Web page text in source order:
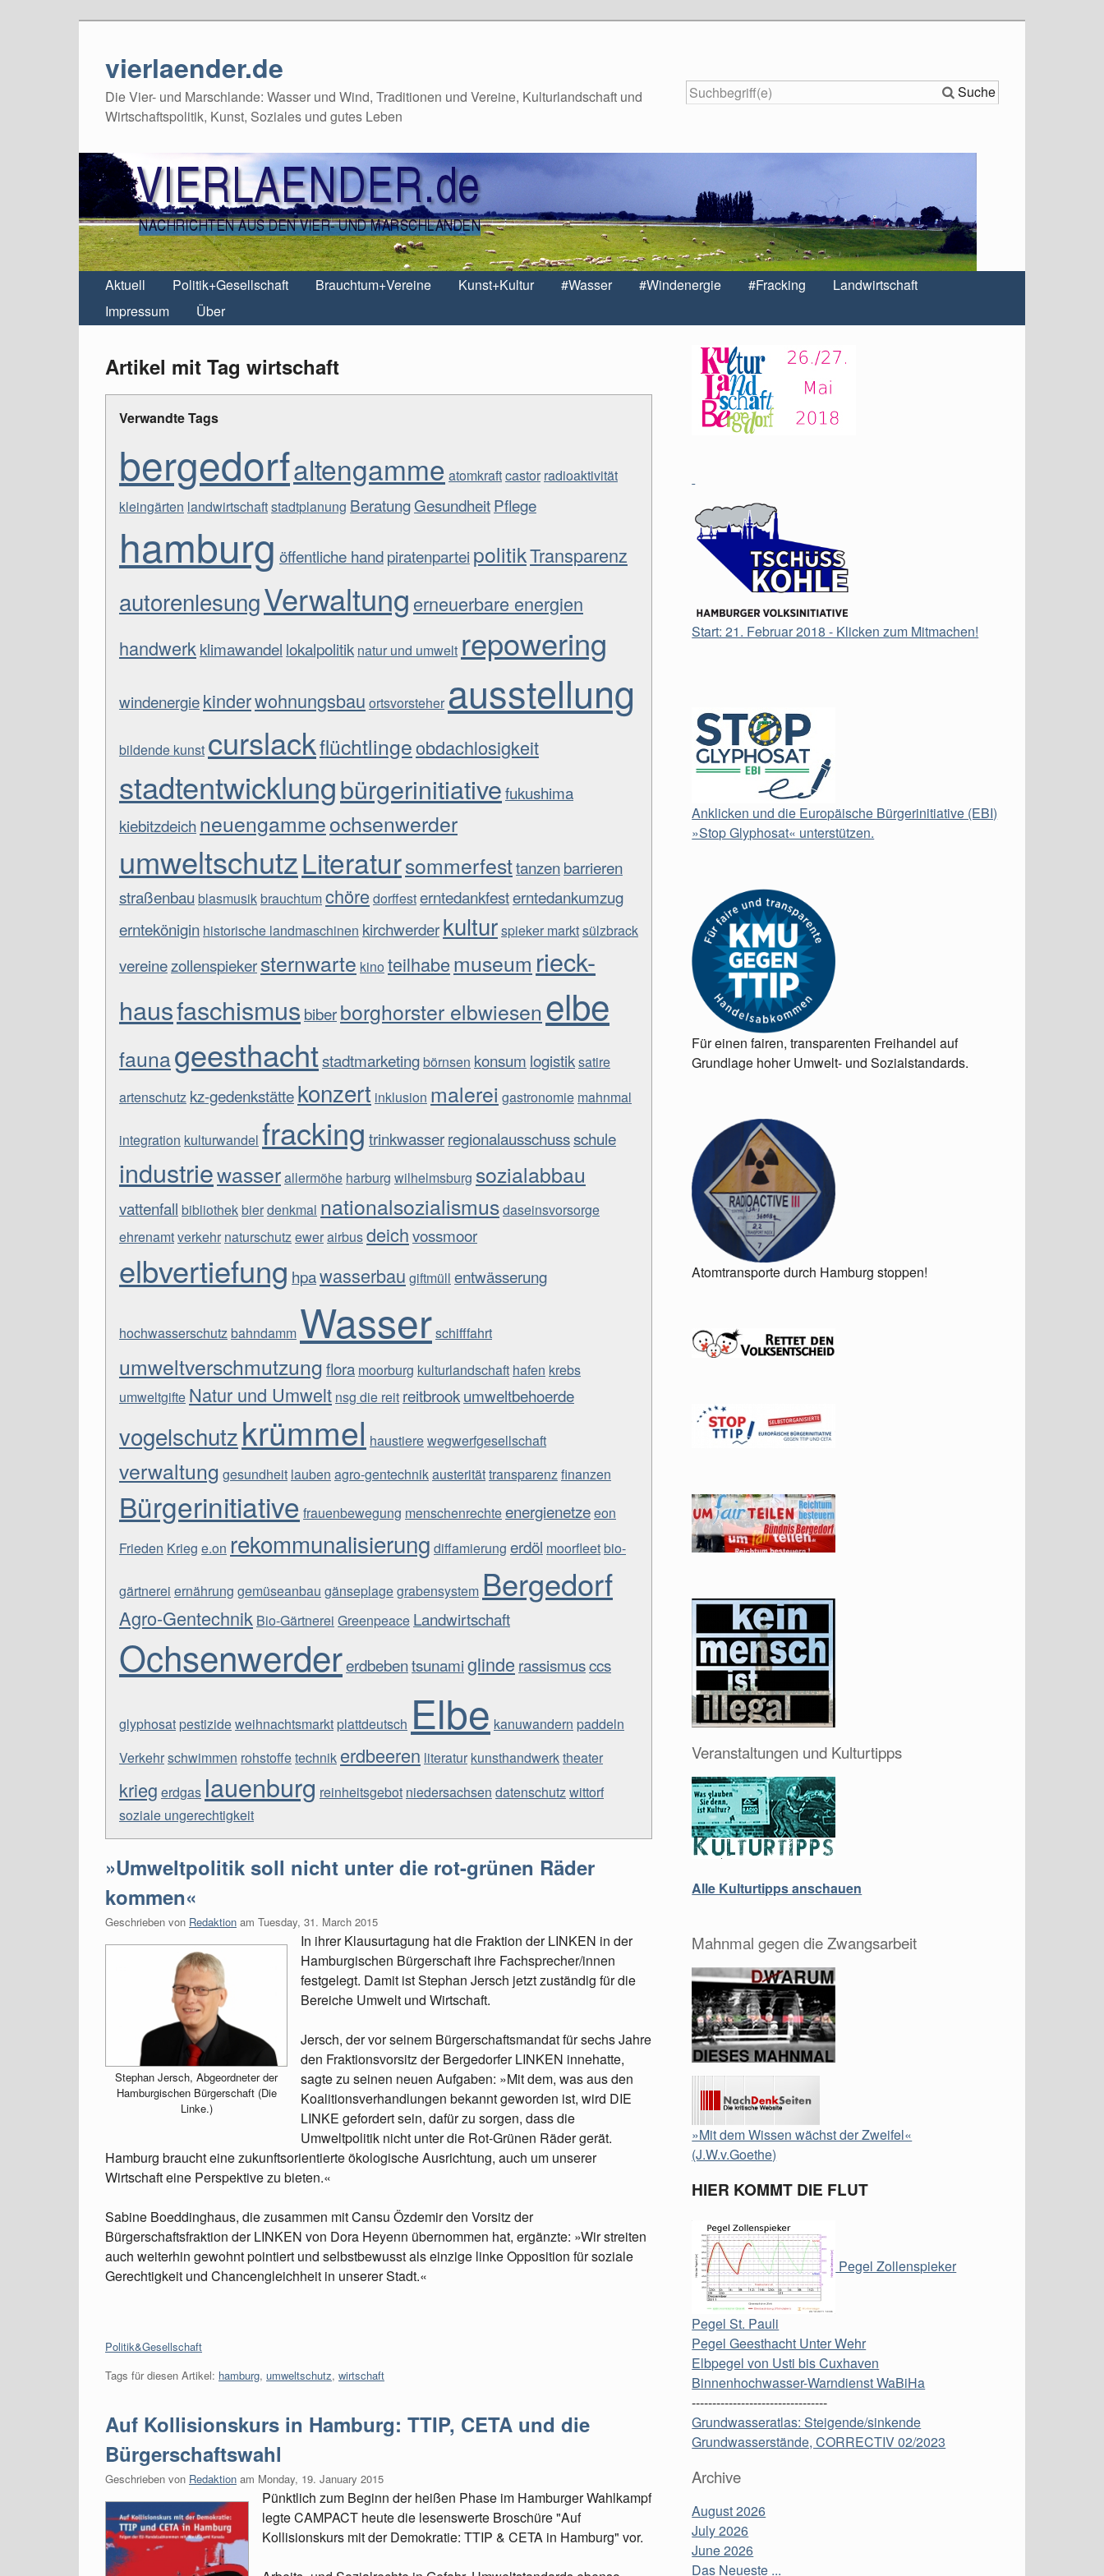
vierlaender.de
Die Vier- und Marschlande: Wasser und Wind, Traditionen und Vereine, Kulturlandschaft und
Wirtschaftspolitik, Kunst, Soziales und gutes Leben
Suche
Aktuell Politik+Gesellschaft Brauchtum+Vereine Kunst+Kultur #Wasser #Windenergie #Fracking
Landwirtschaft
Impressum
Über
Artikel mit Tag wirtschaft
Verwandte Tags
bergedorfaltengamme atomkraftcastor radioaktivität
kleingärten landwirtschaftstadtplanung BeratungGesundheitPflege
hamburg öffentliche handpiratenpartei politikTransparenz
autorenlesungVerwaltung erneuerbare energien
handwerk klimawandel lokalpolitik natur und umwelt repowering
windenergiekinderwohnungsbau ortsvorsteher ausstellung
bildende kunst curslackflüchtlingeobdachlosigkeit
stadtentwicklungbürgerinitiativefukushima
kiebitzdeichneuengammeochsenwerder
umweltschutzLiteratursommerfesttanzenbarrieren
straßenbau blasmusikbrauchtumchöre dorffesterntedankfesterntedankumzug
erntekönigin historische landmaschinen kirchwerderkulturspieker marktsülzbrack
vereinezollenspiekersternwarte kino teilhabemuseum rieck-
hausfaschismus biberborghorster elbwiesen elbe
faunageesthachtstadtmarketingbörnsen konsum logistiksatire
artenschutz kz-gedenkstättekonzert inklusion malerei gastronomie mahnmal
integration kulturwandel fracking trinkwasserregionalausschussschule
industriewasserallermöhe harburg wilhelmsburg sozialabbau
vattenfall bibliothekbierdenkmal nationalsozialismusdaseinsvorsorge
ehrenamtverkehr naturschutzewerairbusdeichvossmoor
elbvertiefung hpawasserbau giftmüll entwässerung
hochwasserschutzbahndamm Wasserschifffahrt
umweltverschmutzung flora moorburg kulturlandschaft hafen krebs
umweltgifte Natur und Umwelt nsg die reit reitbrookumweltbehoerde
vogelschutzkrümmel haustierewegwerfgesellschaft
verwaltung gesundheit lauben agro-gentechnikausteritättransparenzfinanzen
Bürgerinitiative frauenbewegung menschenrechteenergienetzeeon
Frieden Krieg e.on rekommunalisierung diffamierung erdöl moorfleetbio-
gärtnerei ernährung gemüseanbau gänseplagegrabensystem Bergedorf
Agro-Gentechnik Bio-Gärtnerei Greenpeace Landwirtschaft
Ochsenwerdererdbebentsunamiglinde rassismusccs
glyphosat pestizideweihnachtsmarkt plattdeutsch Elbe kanuwandern paddeln
Verkehrschwimmen rohstoffetechnik erdbeeren literatur kunsthandwerktheater
krieg erdgas lauenburg reinheitsgebot niedersachsen datenschutzwittorf
soziale ungerechtigkeit
»Umweltpolitik soll nicht unter die rot-grünen Räder
kommen«
Geschrieben von Redaktion am Tuesday, 31. March 2015
Stephan Jersch, Abgeordneter der
Hamburgischen Bürgerschaft (Die
Linke.)
In ihrer Klausurtagung hat die Fraktion der LINKEN in der
Hamburgischen Bürgerschaft ihre Fachsprecher/innen
festgelegt. Damit ist Stephan Jersch jetzt zuständig für die
Bereiche Umwelt und Wirtschaft.
Jersch, der vor seinem Bürgerschaftsmandat für sechs Jahre
den Fraktionsvorsitz der Bergedorfer LINKEN innehatte,
sagte zu seinen neuen Aufgaben: »Mit dem, was aus den
Koalitionsverhandlungen bekannt geworden ist, wird DIE
LINKE gefordert sein, dafür zu sorgen, dass die
Umweltpolitik nicht unter die Rot-Grünen Räder gerät.
Hamburg braucht eine zukunftsorientierte ökologische Ausrichtung, auch um unserer
Wirtschaft eine Perspektive zu bieten.«
Sabine Boeddinghaus, die zusammen mit Cansu Özdemir den Vorsitz der
Bürgerschaftsfraktion der LINKEN von Dora Heyenn übernommen hat, ergänzte: »Wir streiten
auch weiterhin gewohnt pointiert und selbstbewusst als einzige linke Opposition für soziale
Gerechtigkeit und Chancengleichheit in unserer Stadt.«
Kategorien:
Politik&Gesellschaft
Tags für diesen Artikel: hamburg, umweltschutz, wirtschaft
Auf Kollisionskurs in Hamburg: TTIP, CETA und die
Bürgerschaftswahl
Geschrieben von Redaktion am Monday, 19. January 2015
Pünktlich zum Beginn der heißen Phase im Hamburger Wahlkampf
legte CAMPACT heute die lesenswerte Broschüre "Auf
Kollisionskurs mit der Demokratie: TTIP & CETA in Hamburg" vor.
Start: 21. Februar 2018 - Klicken zum Mitmachen!
Anklicken und die Europäische Bürgerinitiative (EBI)
»Stop Glyphosat« unterstützen.
Für einen fairen, transparenten Freihandel auf
Grundlage hoher Umwelt- und Sozialstandards.
Atomtransporte durch Hamburg stoppen!
Veranstaltungen und Kulturtipps
Alle Kulturtipps anschauen
Mahnmal gegen die Zwangsarbeit
»Mit dem Wissen wächst der Zweifel«
(J.W.v.Goethe)
HIER KOMMT DIE FLUT
Pegel Zollenspieker
Pegel St. Pauli
Pegel Geesthacht Unter Wehr
Elbpegel von Usti bis Cuxhaven
Binnenhochwasser-Warndienst WaBiHa
---------------------------------
Grundwasseratlas: Steigende/sinkende
Grundwasserstände, CORRECTIV 02/2023
Archive
August 2026
July 2026
June 2026
Das Neueste ...